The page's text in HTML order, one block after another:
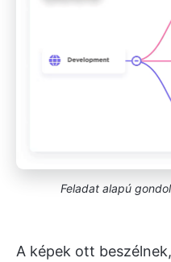
Feladat alapú
A képek ott